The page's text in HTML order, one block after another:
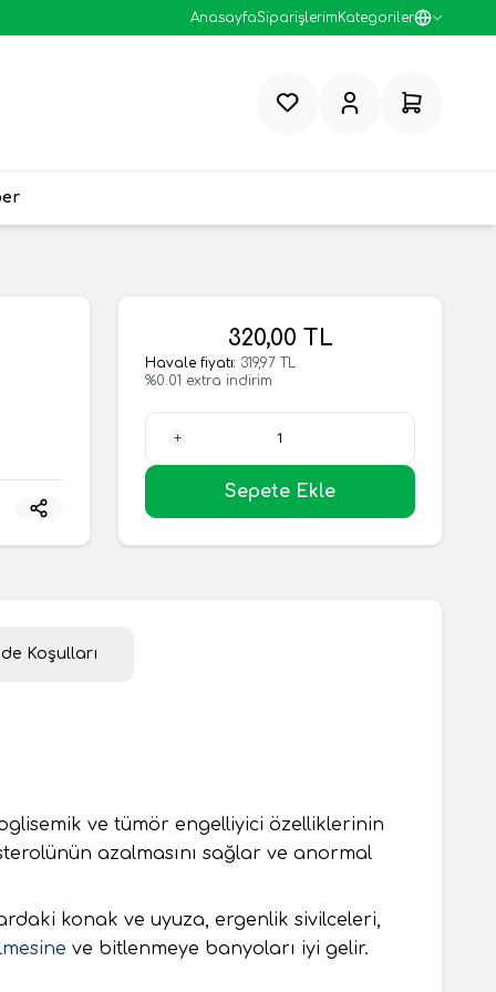
AnasayfaSiparişlerimKategoriler
FavorilerimHesabım Sepetim
320,00 TL
Havale fiyatı: 319,97 TL
%0.01 extra indirim
1 Adet
Sepete Ekle
Koşulları
ve tümör engelliyici özelliklerinin
azalmasını sağlar ve anormal
konak ve uyuza, ergenlik sivilceleri,
ve bitlenmeye banyoları iyi gelir.